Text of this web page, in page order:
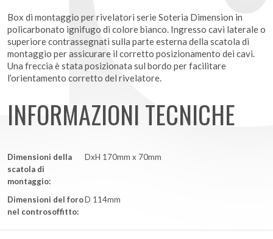
Box di montaggio per rivelatori serie Soteria Dimension in
policarbonato ignifugo di colore bianco. Ingresso cavi laterale o
superiore contrassegnati sulla parte esterna della scatola di
montaggio per assicurare il corretto posizionamento dei cavi.
Una freccia è stata posizionata sul bordo per facilitare
l’orientamento corretto del rivelatore.
INFORMAZIONI TECNICHE
Dimensioni della
scatola di
montaggio:
DxH 170mm x 70mm
Dimensioni del foro
nel controsoffitto:
D 114mm